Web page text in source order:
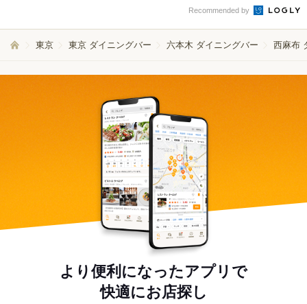
Recommended by
東京 東京 ダイニングバー 六本木 ダイニングバー 西麻布
より便利になったアプリで
快適にお店探し